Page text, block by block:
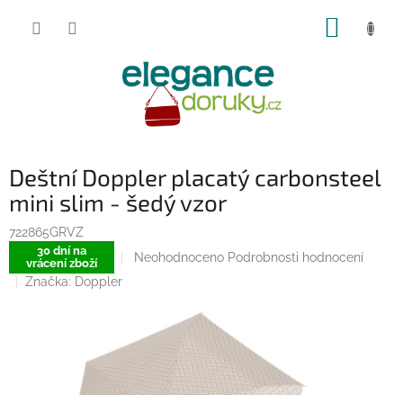
Deštní Doppler placatý carbonsteel
mini slim - šedý vzor
722865GRVZ
30 dní na
vrácení zboží
Průměrné
z
hvězdiček.
Neohodnoceno Podrobnosti hodnocení
Značka: Doppler